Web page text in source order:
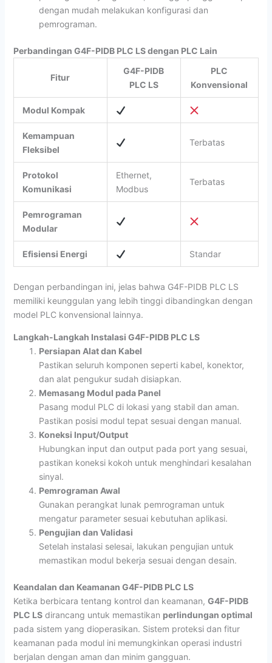
dengan mudah melakukan konfigurasi dan
pemrograman.
Perbandingan G4F-PIDB PLC LS dengan PLC Lain
Fitur
G4F-PIDB
PLC LS
PLC
Konvensional
Modul Kompak
Kemampuan
Fleksibel
Terbatas
Protokol
Komunikasi
Ethernet,
Modbus
Terbatas
Pemrograman
Modular
Efisiensi Energi Standar
Dengan perbandingan ini, jelas bahwa G4F-PIDB PLC LS
memiliki keunggulan yang lebih tinggi dibandingkan dengan
model PLC konvensional lainnya.
Langkah-Langkah Instalasi G4F-PIDB PLC LS
Persiapan Alat dan Kabel
Pastikan seluruh komponen seperti kabel, konektor,
dan alat pengukur sudah disiapkan.
Memasang Modul pada Panel
Pasang modul PLC di lokasi yang stabil dan aman.
Pastikan posisi modul tepat sesuai dengan manual.
Koneksi Input/Output
Hubungkan input dan output pada port yang sesuai,
pastikan koneksi kokoh untuk menghindari kesalahan
sinyal.
Pemrograman Awal
Gunakan perangkat lunak pemrograman untuk
mengatur parameter sesuai kebutuhan aplikasi.
Pengujian dan Validasi
Setelah instalasi selesai, lakukan pengujian untuk
memastikan modul bekerja sesuai dengan desain.
Keandalan dan Keamanan G4F-PIDB PLC LS
Ketika berbicara tentang kontrol dan keamanan, G4F-PIDB
PLC LSdirancang untuk memastikan perlindungan optimal
pada sistem yang dioperasikan. Sistem proteksi dan fitur
keamanan pada modul ini memungkinkan operasi industri
berjalan dengan aman dan minim gangguan.